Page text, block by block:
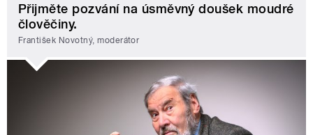
Přijměte pozvání na úsměvný doušek moudré
člověčiny.
František Novotný, moderátor